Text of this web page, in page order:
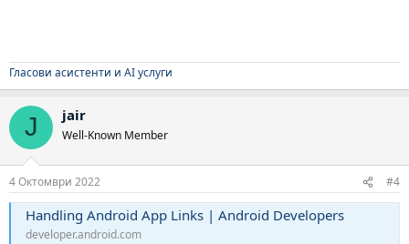
Гласови асистенти и AI услуги
J jair
Well-Known Member
4 Октомври 2022 #4
Handling Android App Links | Android Developers
developer.android.com